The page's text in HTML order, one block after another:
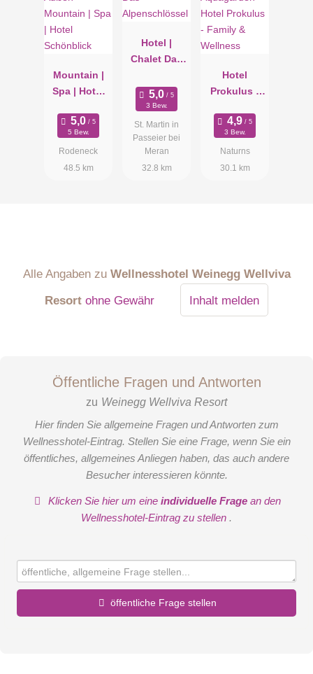
Mountain |
Spa | Hotel
5 Bew.
Rodeneck
48.5 km
Hotel |
Chalet Das
sel
3 Bew.
St. Martin in
Passeier bei
Meran
32.8 km
Hotel
Prokulus -
Wellness
3 Bew.
Naturns
30.1 km
Alle Angaben zu Wellnesshotel Weinegg Wellviva
Resort ohne Gewähr Inhalt melden
Öffentliche Fragen und Antworten
zu Weinegg Wellviva Resort
Hier finden Sie allgemeine Fragen und Antworten zum
Wellnesshotel-Eintrag. Stellen Sie eine Frage, wenn Sie ein
öffentliches, allgemeines Anliegen haben, das auch andere
Besucher interessieren könnte.
Klicken Sie hier um eineindividuelle Frage an den
Wellnesshotel-Eintrag zu stellen .
öffentliche Frage stellen